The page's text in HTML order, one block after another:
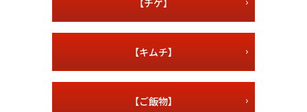
【キムチ】
【ご飯物】